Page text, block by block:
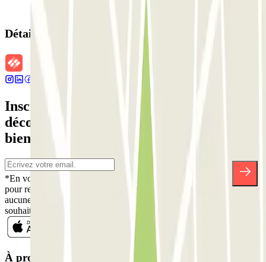
Détails de la réservation
Inscrivez-vous à notre newsletter et
découvrez des réductions, des concours et
bien d'autres surprises.
*En vous inscrivant, vous acceptez notre politique de confidentialité
pour recevoir des communications commerciales de Parclick. Sans
aucune obligation, vous pouvez vous désinscrire quand vous le
souhaitez dans la même newsletter.
À propos de Parclick